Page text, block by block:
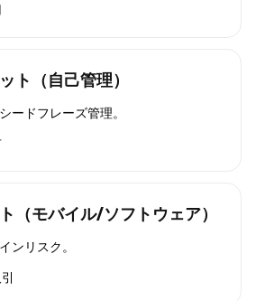
ト（自己管理）
ードフレーズ管理。
（モバイル/ソフトウェア）
ンリスク。